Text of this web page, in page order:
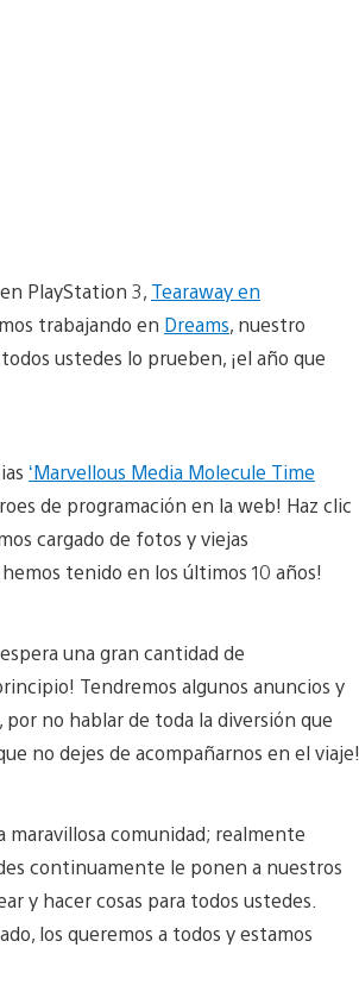
en PlayStation 3, Tearaway en
trabajando en Dreams, nuestro
ustedes lo prueben, ¡el año que
‘Marvellous Media Molecule Time
de programación en la web! Haz clic
cargado de fotos y viejas
tenido en los últimos 10 años!
una gran cantidad de
Tendremos algunos anuncios y
no hablar de toda la diversión que
no dejes de acompañarnos en el viaje!
comunidad; realmente
continuamente le ponen a nuestros
y hacer cosas para todos ustedes.
los queremos a todos y estamos